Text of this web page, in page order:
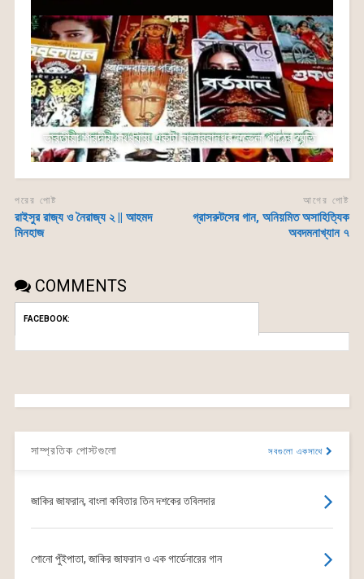
ভারতীয়া শারদীয় সংখ্যায় একটা বাজারবান্ধব নভেলা পাঠের স্মৃতি
পরের পোষ্ট
রাইসুর রাজ্য ও নৈরাজ্য ২ || আহমদ
মিনহাজ
আগের পোষ্ট
গ্রাসরুটসের গান, অনিয়মিত অসাহিত্যিক
অবদমনাখ্যান ৭
COMMENTS
FACEBOOK:
সাম্প্রতিক পোস্টগুলো সবগুলো একসাথে
জাকির জাফরান, বাংলা কবিতার তিন দশকের তবিলদার
শোনো পুঁইপাতা, জাকির জাফরান ও এক গার্ডেনারের গান